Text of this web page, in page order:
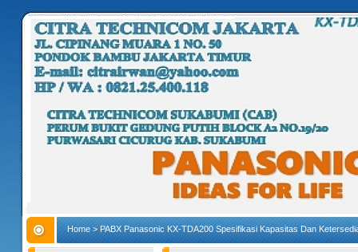
Home > PABX Panasonic KX-TDA200 Spesifikasi Kapasitas Dan